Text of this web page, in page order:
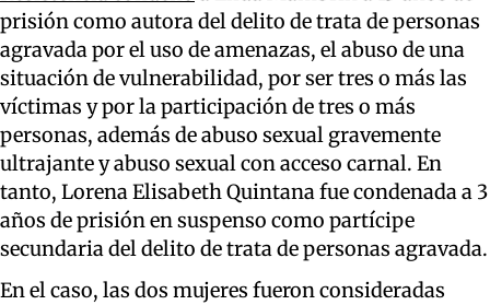
prisión como autora del delito de trata de personas
agravada por el uso de amenazas, el abuso de una
situación de vulnerabilidad, por ser tres o más las
víctimas y por la participación de tres o más
personas, además de abuso sexual gravemente
ultrajante y abuso sexual con acceso carnal. En
tanto, Lorena Elisabeth Quintana fue condenada a 3
años de prisión en suspenso como partícipe
secundaria del delito de trata de personas agravada.
En el caso, las dos mujeres fueron consideradas